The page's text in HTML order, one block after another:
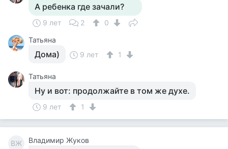
А ребенка где зачали?
9 лет 2
0
Татьяна
Дома) 9 лет 1
Татьяна
Ну и вот: продолжайте в том же духе.
9 лет 1
ВЖ Владимир Жуков